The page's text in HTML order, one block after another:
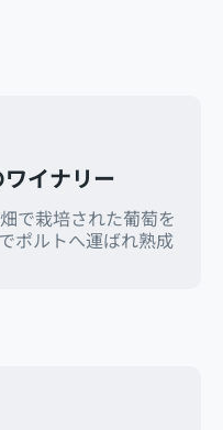
イナリー
で栽培された葡萄を
ポルトへ運ばれ熟成